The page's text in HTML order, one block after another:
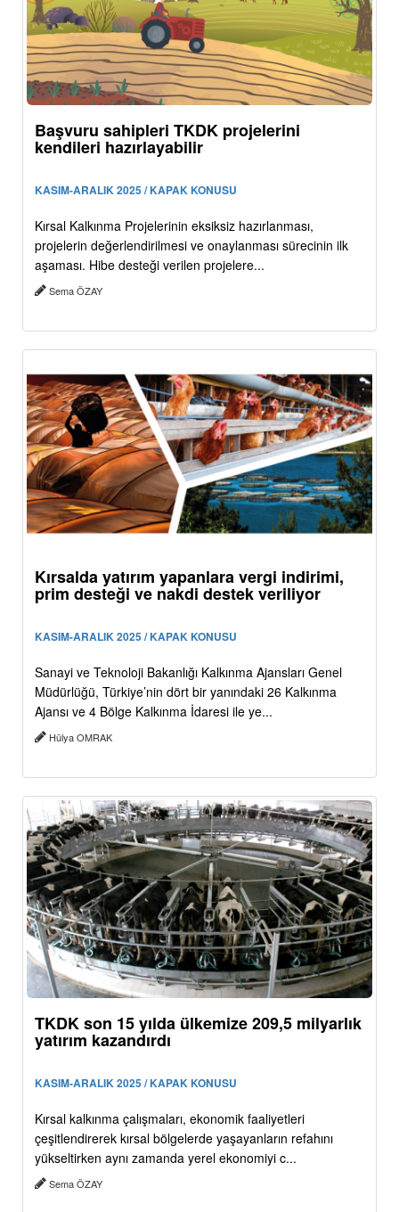
Başvuru sahipleri TKDK projelerini
kendileri hazırlayabilir
KASIM-ARALIK 2025 / KAPAK KONUSU
Kırsal Kalkınma Projelerinin eksiksiz hazırlanması,
projelerin değerlendirilmesi ve onaylanması sürecinin ilk
aşaması. Hibe desteği verilen projelere...
Sema ÖZAY
Kırsalda yatırım yapanlara vergi indirimi,
prim desteği ve nakdi destek veriliyor
KASIM-ARALIK 2025 / KAPAK KONUSU
Sanayi ve Teknoloji Bakanlığı Kalkınma Ajansları Genel
Müdürlüğü, Türkiye’nin dört bir yanındaki 26 Kalkınma
Ajansı ve 4 Bölge Kalkınma İdaresi ile ye...
Hülya OMRAK
TKDK son 15 yılda ülkemize 209,5 milyarlık
yatırım kazandırdı
KASIM-ARALIK 2025 / KAPAK KONUSU
Kırsal kalkınma çalışmaları, ekonomik faaliyetleri
çeşitlendirerek kırsal bölgelerde yaşayanların refahını
yükseltirken aynı zamanda yerel ekonomiyi c...
Sema ÖZAY